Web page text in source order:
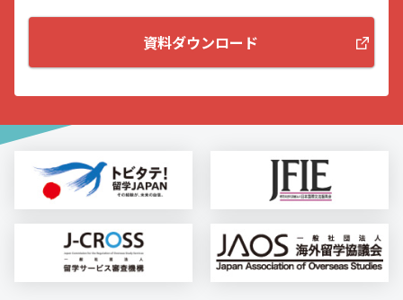
資料ダウンロード